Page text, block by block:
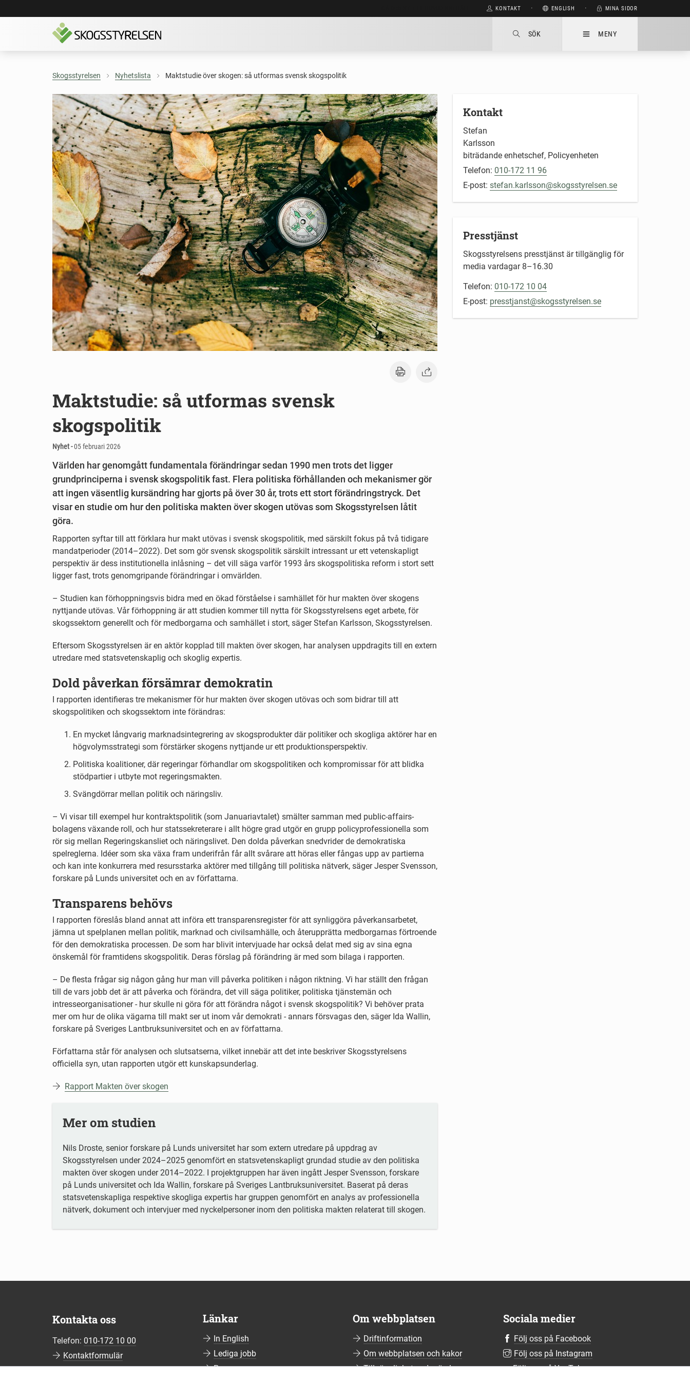
KONTAKT ⋅ ENGLISH ⋅ MINA SIDOR
SÖK MENY
Skogsstyrelsen Nyhetslista Maktstudie över skogen: så utformas svensk skogspolitik
Maktstudie: så utformas svensk
skogspolitik
Nyhet -05 februari 2026
Världen har genomgått fundamentala förändringar sedan 1990 men trots det ligger
grundprinciperna i svensk skogspolitik fast. Flera politiska förhållanden och mekanismer gör
att ingen väsentlig kursändring har gjorts på över 30 år, trots ett stort förändringstryck. Det
visar en studie om hur den politiska makten över skogen utövas som Skogsstyrelsen låtit
göra.
Rapporten syftar till att förklara hur makt utövas i svensk skogspolitik, med särskilt fokus på två tidigare
mandatperioder (2014–2022). Det som gör svensk skogspolitik särskilt intressant ur ett vetenskapligt
perspektiv är dess institutionella inlåsning – det vill säga varför 1993 års skogspolitiska reform i stort sett
ligger fast, trots genomgripande förändringar i omvärlden.
– Studien kan förhoppningsvis bidra med en ökad förståelse i samhället för hur makten över skogens
nyttjande utövas. Vår förhoppning är att studien kommer till nytta för Skogsstyrelsens eget arbete, för
skogssektorn generellt och för medborgarna och samhället i stort, säger Stefan Karlsson, Skogsstyrelsen.
Eftersom Skogsstyrelsen är en aktör kopplad till makten över skogen, har analysen uppdragits till en extern
utredare med statsvetenskaplig och skoglig expertis.
Dold påverkan försämrar demokratin
I rapporten identifieras tre mekanismer för hur makten över skogen utövas och som bidrar till att
skogspolitiken och skogssektorn inte förändras:
En mycket långvarig marknadsintegrering av skogsprodukter där politiker och skogliga aktörer har en
högvolymsstrategi som förstärker skogens nyttjande ur ett produktionsperspektiv.
Politiska koalitioner, där regeringar förhandlar om skogspolitiken och kompromissar för att blidka
stödpartier i utbyte mot regeringsmakten.
Svängdörrar mellan politik och näringsliv.
– Vi visar till exempel hur kontraktspolitik (som Januariavtalet) smälter samman med public-affairs-
bolagens växande roll, och hur statssekreterare i allt högre grad utgör en grupp policyprofessionella som
rör sig mellan Regeringskansliet och näringslivet. Den dolda påverkan snedvrider de demokratiska
spelreglerna. Idéer som ska växa fram underifrån får allt svårare att höras eller fångas upp av partierna
och kan inte konkurrera med resursstarka aktörer med tillgång till politiska nätverk, säger Jesper Svensson,
forskare på Lunds universitet och en av författarna.
Transparens behövs
I rapporten föreslås bland annat att införa ett transparensregister för att synliggöra påverkansarbetet,
jämna ut spelplanen mellan politik, marknad och civilsamhälle, och återupprätta medborgarnas förtroende
för den demokratiska processen. De som har blivit intervjuade har också delat med sig av sina egna
önskemål för framtidens skogspolitik. Deras förslag på förändring är med som bilaga i rapporten.
– De flesta frågar sig någon gång hur man vill påverka politiken i någon riktning. Vi har ställt den frågan
till de vars jobb det är att påverka och förändra, det vill säga politiker, politiska tjänstemän och
intresseorganisationer - hur skulle ni göra för att förändra något i svensk skogspolitik? Vi behöver prata
mer om hur de olika vägarna till makt ser ut inom vår demokrati - annars försvagas den, säger Ida Wallin,
forskare på Sveriges Lantbruksuniversitet och en av författarna.
Författarna står för analysen och slutsatserna, vilket innebär att det inte beskriver Skogsstyrelsens
officiella syn, utan rapporten utgör ett kunskapsunderlag.
Rapport Makten över skogen
Mer om studien
Nils Droste, senior forskare på Lunds universitet har som extern utredare på uppdrag av
Skogsstyrelsen under 2024–2025 genomfört en statsvetenskapligt grundad studie av den politiska
makten över skogen under 2014–2022. I projektgruppen har även ingått Jesper Svensson, forskare
på Lunds universitet och Ida Wallin, forskare på Sveriges Lantbruksuniversitet. Baserat på deras
statsvetenskapliga respektive skogliga expertis har gruppen genomfört en analys av professionella
nätverk, dokument och intervjuer med nyckelpersoner inom den politiska makten relaterat till skogen.
Kontakt
Stefan
Karlsson
biträdande enhetschef, Policyenheten
Telefon: 010-172 11 96
E-post: stefan.karlsson@skogsstyrelsen.se
Presstjänst
Skogsstyrelsens presstjänst är tillgänglig för
media vardagar 8–16.30
Telefon: 010-172 10 04
E-post: presstjanst@skogsstyrelsen.se
Kontakta oss
Telefon: 010-172 10 00
Kontaktformulär
Fler kontaktuppgifter
Länkar
In English
Lediga jobb
Pressrum
Om webbplatsen
Driftinformation
Om webbplatsen och kakor
Tillgänglighetsredogörelser
Sociala medier
Följ oss på Facebook
Följ oss på Instagram
Följ oss på YouTube